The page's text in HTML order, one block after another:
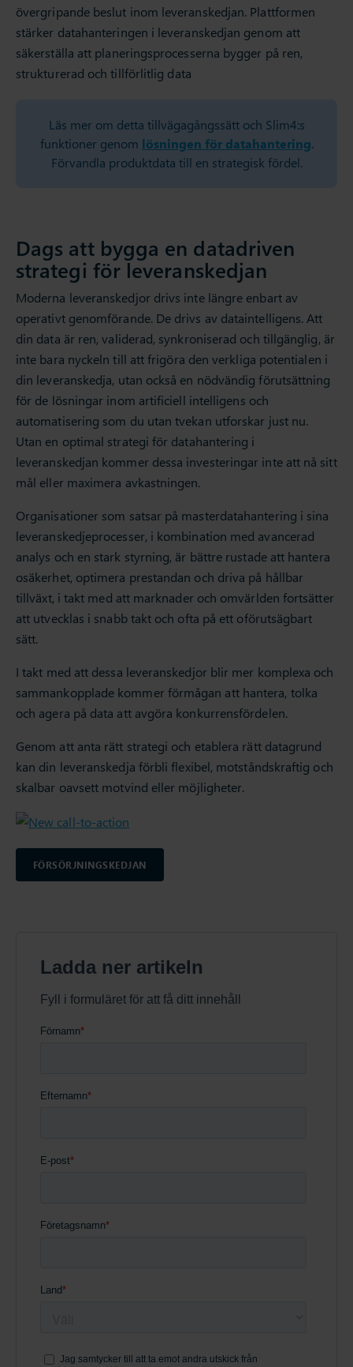
övergripande beslut inom leveranskedjan. Plattformen
stärker datahanteringen i leveranskedjan genom att
säkerställa att planeringsprocesserna bygger på ren,
strukturerad och tillförlitlig data
Läs mer om detta tillvägagångssätt och Slim4:s
funktioner genom lösningen för datahantering.
Förvandla produktdata till en strategisk fördel.
Dags att bygga en datadriven
strategi för leveranskedjan
Moderna leveranskedjor drivs inte längre enbart av
operativt genomförande. De drivs av dataintelligens. Att
din data är ren, validerad, synkroniserad och tillgänglig, är
inte bara nyckeln till att frigöra den verkliga potentialen i
din leveranskedja, utan också en nödvändig förutsättning
för de lösningar inom artificiell intelligens och
automatisering som du utan tvekan utforskar just nu.
Utan en optimal strategi för datahantering i
leveranskedjan kommer dessa investeringar inte att nå sitt
mål eller maximera avkastningen.
Organisationer som satsar på masterdatahantering i sina
leveranskedjeprocesser, i kombination med avancerad
analys och en stark styrning, är bättre rustade att hantera
osäkerhet, optimera prestandan och driva på hållbar
tillväxt, i takt med att marknader och omvärlden fortsätter
att utvecklas i snabb takt och ofta på ett oförutsägbart
sätt.
I takt med att dessa leveranskedjor blir mer komplexa och
sammankopplade kommer förmågan att hantera, tolka
och agera på data att avgöra konkurrensfördelen.
Genom att anta rätt strategi och etablera rätt datagrund
kan din leveranskedja förbli flexibel, motståndskraftig och
skalbar oavsett motvind eller möjligheter.
FÖRSÖRJNINGSKEDJAN